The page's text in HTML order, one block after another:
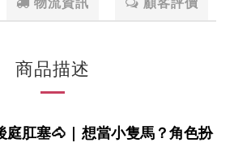
商品描述
庭肛塞🐴 | 想當小隻馬？角色扮